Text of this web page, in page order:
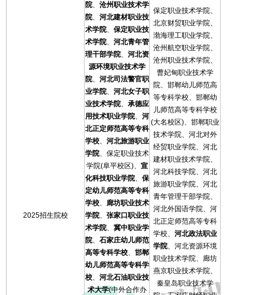
2025招生院校
院、 沧州职业技术学
院、 河北建材职业技
术学院、 保定职业技
术学院、 河北青年管
理干部学院、 河北资
源环境职业技术学
院、 河北司法警官职
业学院、 河北女子职
业技术学院、 承德应
用技术职业学院、 河
北正定师范高等专科
学校、 河北旅游职业
学院、保定职业技术
学院(阜平校区)、 宣
化科技职业学院、 保
定幼儿师范高等专科
学校、
廊坊职业技术
学院、 张家口职业技
术学院、 冀中职业学
院、 石家庄幼儿师范
高等专科学校、 邯郸
幼儿师范高等专科学
校、 河北石油职业技
术大学(中外合作办
保定职业技术学院、
北京财贸职业学院、
渤海理工职业学院、
沧州航空职业学院、
沧州职业技术学院、
曹妃甸职业技术学
院、邯郸幼儿师范高
等专科学校、邯郸幼
儿师范高等专科学校
(大名校区)、邯郸职业
技术学院、河北对外
经贸职业学院、河北
建材职业技术学院、
河北科技学院、河北
旅游职业学院、河北
青年管理干部学院、
河北外国语学院、河
北正定师范高等专科
学校、 河北政法职业
学院、河北资源环境
职业技术学院、廊坊
燕京职业技术学院、
秦皇岛职业技术学